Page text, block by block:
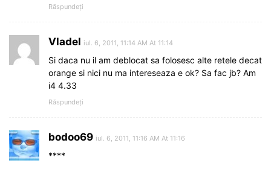
Răspundeți
Vladel iul. 6, 2011, 11:14 AM At 11:14
Si daca nu il am deblocat sa folosesc alte retele decat
orange si nici nu ma intereseaza e ok? Sa fac jb? Am
i4 4.33
Răspundeți
bodoo69 iul. 6, 2011, 11:16 AM At 11:16
****